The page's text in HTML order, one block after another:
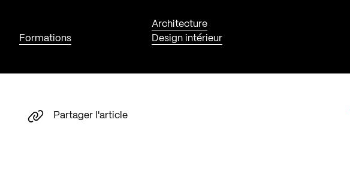
Formations
Architecture
Design intérieur
Partager l'article